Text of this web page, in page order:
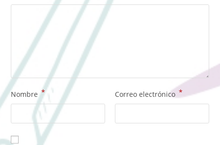
Nombre* Correo electrónico *